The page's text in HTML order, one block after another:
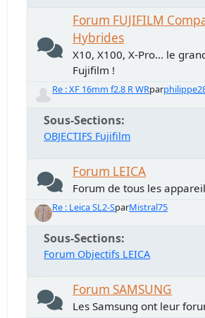
Forum FUJIFILM
Hybrides
X10, X100, X-Pro... le
Fujifilm !
Re : XF 16mm f2.8 R WRpar
Sous-Sections
OBJECTIFS Fujifilm
Forum LEICA
Forum de tous les
Re : Leica SL2-SparMistral75
Sous-Sections
Forum Objectifs LEICA
Forum SAMSUNG
Les Samsung ont leur